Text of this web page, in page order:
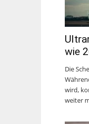
wie
Die
wird,
weiter